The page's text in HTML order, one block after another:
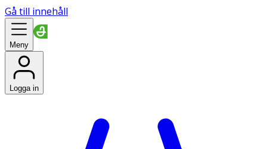
Gå till innehåll
Meny
Logga in